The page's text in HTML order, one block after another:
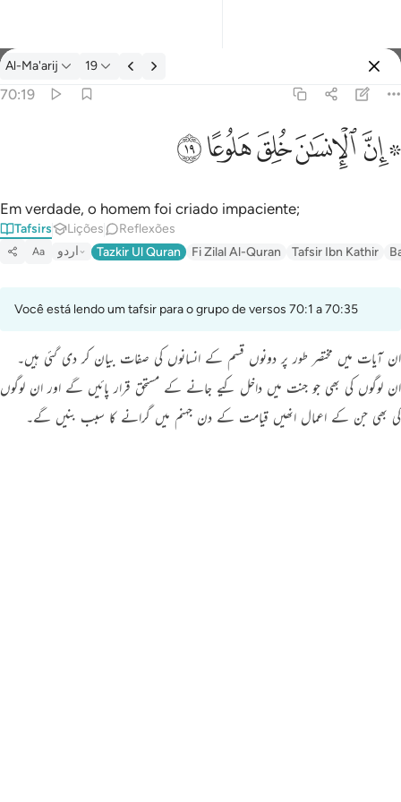
Tafsir: Al-Ma'arij 70:19
Al-Ma'arij 19
70:19
ﱪ ﱫﱬﱭﱮﱯ
Em verdade, o homem foi criado impaciente;
Tafsirs Lições Reflexões
Aa اردو Tazkir Ul Quran Fi Zilal Al-Quran Tafsir Ibn Kathir
Você está lendo um tafsir para o grupo de versos 70:1 a 70:35
ان آیات میں مختصر طور پر دونوں قسم کے انسانوں کی صفات بیان کر دی گئی ہیں۔
ان لوگوں کی بھی جو جنت میں داخل کيے جانے کے مستحق قرار پائیں گے اور ان لوگوں
کی بھی جن کے اعمال انھیں قیامت کے دن جہنم میں گرانے کا سبب بنیں گے۔